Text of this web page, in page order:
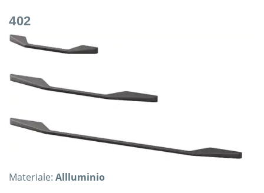
402
Materiale: Allluminio